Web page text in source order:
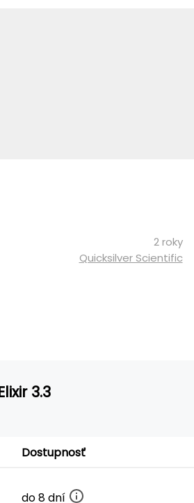
2 roky
Quicksilver Scientific
3.3
Dostupnosť
do 8 dní